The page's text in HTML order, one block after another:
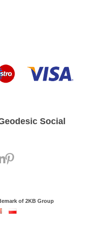
Social
of 2KB Group